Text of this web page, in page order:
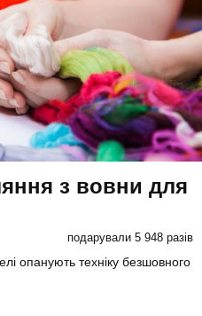
з вовни для
подарували 5 948 разів
опанують техніку безшовного